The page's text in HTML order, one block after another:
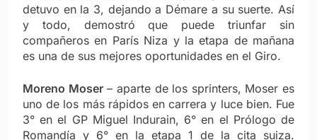
detuvo en la 3, dejando a Démare a su suerte. Así
y todo, demostró que puede triunfar sin
compañeros en París Niza y la etapa de mañana
es una de sus mejores oportunidades en el Giro.
Moreno Moser– aparte de los sprinters, Moser es
uno de los más rápidos en carrera y luce bien. Fue
3° en el GP Miguel Indurain, 6° en el Prólogo de
Romandía y 6° en la etapa 1 de la cita suiza.